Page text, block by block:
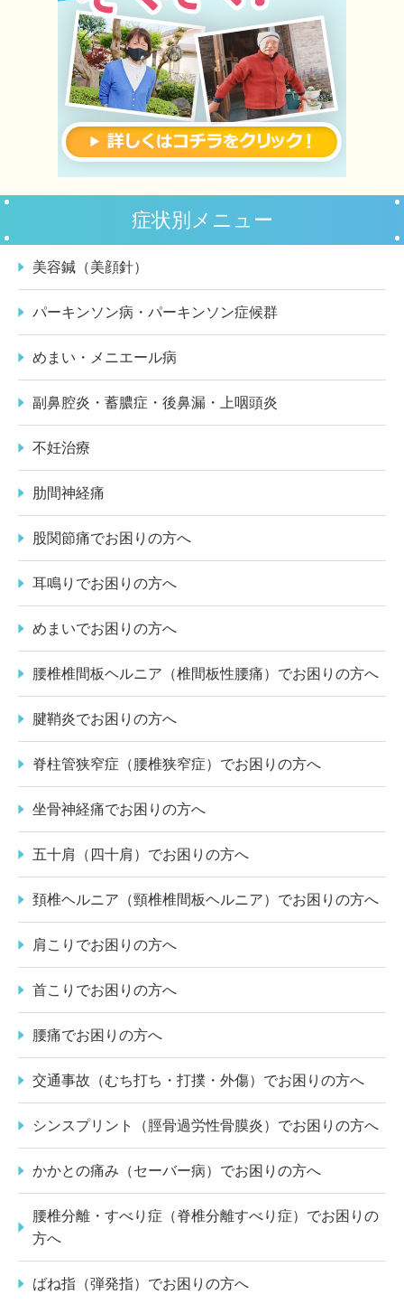
症状別メニュー
美容鍼（美顔針）
パーキンソン病・パーキンソン症候群
めまい・メニエール病
副鼻腔炎・蓄膿症・後鼻漏・上咽頭炎
不妊治療
肋間神経痛
股関節痛でお困りの方へ
耳鳴りでお困りの方へ
めまいでお困りの方へ
腰椎椎間板ヘルニア（椎間板性腰痛）でお困りの方へ
腱鞘炎でお困りの方へ
脊柱管狭窄症（腰椎狭窄症）でお困りの方へ
坐骨神経痛でお困りの方へ
五十肩（四十肩）でお困りの方へ
頚椎ヘルニア（頸椎椎間板ヘルニア）でお困りの方へ
肩こりでお困りの方へ
首こりでお困りの方へ
腰痛でお困りの方へ
交通事故（むち打ち・打撲・外傷）でお困りの方へ
シンスプリント（脛骨過労性骨膜炎）でお困りの方へ
かかとの痛み（セーバー病）でお困りの方へ
腰椎分離・すべり症（脊椎分離すべり症）でお困りの
方へ
ばね指（弾発指）でお困りの方へ